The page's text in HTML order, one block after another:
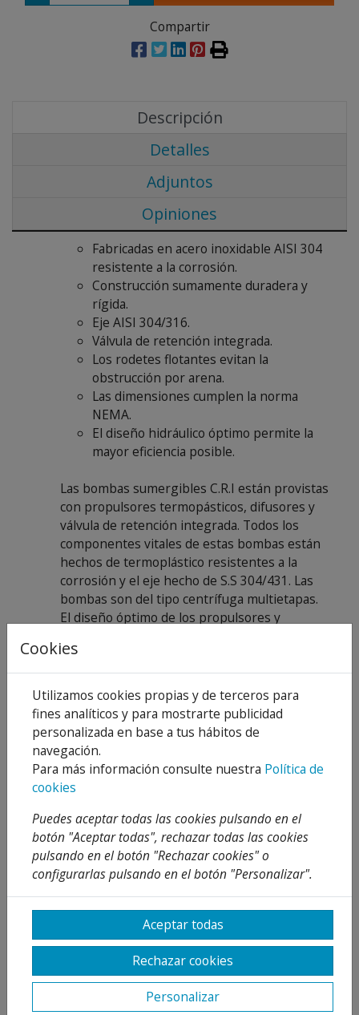
Compartir
Descripción
Detalles
Adjuntos
Opiniones
Fabricadas en acero inoxidable AISI 304
resistente a la corrosión.
Construcción sumamente duradera y
rígida.
Eje AISI 304/316.
Válvula de retención integrada.
Los rodetes flotantes evitan la
obstrucción por arena.
Las dimensiones cumplen la norma
NEMA.
El diseño hidráulico óptimo permite la
mayor eficiencia posible.
Las bombas sumergibles C.R.I están provistas
con propulsores termopásticos, difusores y
válvula de retención integrada. Todos los
componentes vitales de estas bombas están
hechos de termoplástico resistentes a la
corrosión y el eje hecho de S.S 304/431. Las
bombas son del tipo centrífuga multietapas.
El diseño óptimo de los propulsores y
hidráulica posible.
La bomba se acopla firmemente a un motor
eléctrico sumergible que opera sumergido
debajo de la superficie del agua. La válvula de
retención integrada evita el flujo de retorno y
reduce el riesgo de golpe de ariete. Todas las
dimensiones del montaje de las bombas y
CARACTERÍSTICAS
Mayor duración e higiene.
Alta eficiencia operativa.
El diseño del propulsor flotante evita
obstrucciones por arena.
Puede ser desmontada y reparada
fácilmente.
Construcción rígida.
Altamente durable.
Gran resistencia a carga axial.
Cookies
Utilizamos cookies propias y de terceros para
fines analíticos y para mostrarte publicidad
personalizada en base a tus hábitos de
navegación.
Para más información consulte nuestra Política de
cookies
Puedes aceptar todas las cookies pulsando en el
botón "Aceptar todas", rechazar todas las cookies
pulsando en el botón "Rechazar cookies" o
configurarlas pulsando en el botón "Personalizar".
Aceptar todas
Rechazar cookies
Personalizar